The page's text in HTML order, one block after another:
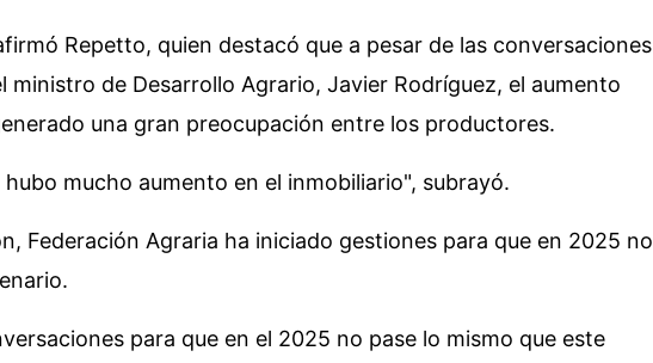
Repetto, quien destacó que a pesar de las conversaciones
ministro de Desarrollo Agrario, Javier Rodríguez, el aumento
una gran preocupación entre los productores.
mucho aumento en el inmobiliario", subrayó.
Federación Agraria ha iniciado gestiones para que en 2025 no
para que en el 2025 no pase lo mismo que este